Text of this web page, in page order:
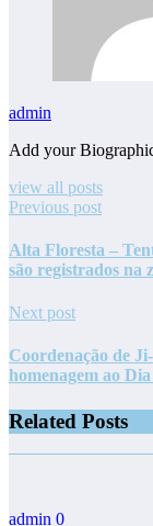
admin
Add your
view all posts
Previous post
Alta Floresta –
são registrados na
Next post
Coordenação de
homenagem ao
Related Posts
admin 0